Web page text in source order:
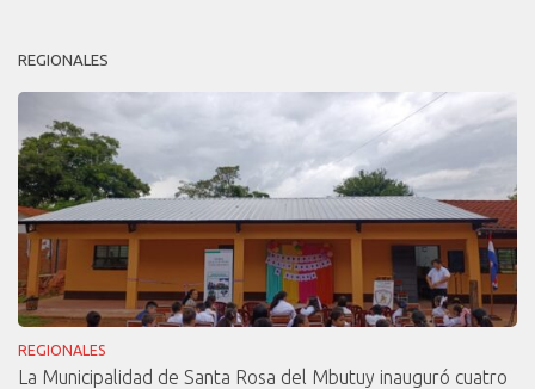
REGIONALES
REGIONALES
La Municipalidad de Santa Rosa del Mbutuy inauguró cuatro